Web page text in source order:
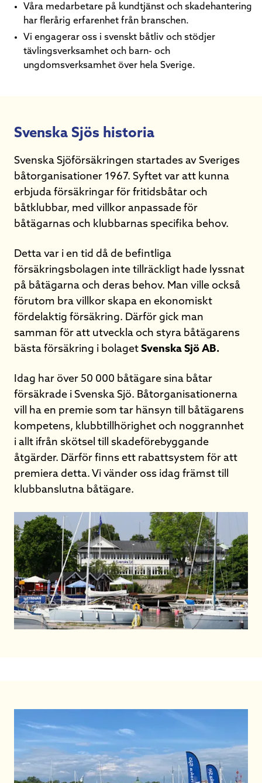
Våra medarbetare på kundtjänst och skadehantering
har flerårig erfarenhet från branschen.
Vi engagerar oss i svenskt båtliv och stödjer
tävlingsverksamhet och barn- och
ungdomsverksamhet över hela Sverige.
Svenska Sjös historia
Svenska Sjöförsäkringen startades av Sveriges
båtorganisationer 1967. Syftet var att kunna
erbjuda försäkringar för fritidsbåtar och
båtklubbar, med villkor anpassade för
båtägarnas och klubbarnas specifika behov.
Detta var i en tid då de befintliga
försäkringsbolagen inte tillräckligt hade lyssnat
på båtägarna och deras behov. Man ville också
förutom bra villkor skapa en ekonomiskt
fördelaktig försäkring. Därför gick man
samman för att utveckla och styra båtägarens
bästa försäkring i bolaget Svenska Sjö AB.
Idag har över 50 000 båtägare sina båtar
försäkrade i Svenska Sjö. Båtorganisationerna
vill ha en premie som tar hänsyn till båtägarens
kompetens, klubbtillhörighet och noggrannhet
i allt ifrån skötsel till skadeförebyggande
åtgärder. Därför finns ett rabattsystem för att
premiera detta. Vi vänder oss idag främst till
klubbanslutna båtägare.